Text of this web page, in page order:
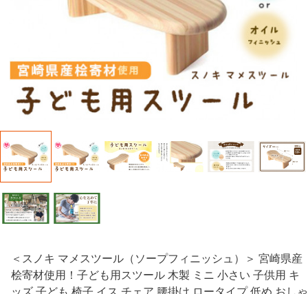
＜スノキ マメスツール（ソープフィニッシュ）＞ 宮崎県産
桧寄材使用！子ども用スツール 木製 ミニ 小さい 子供用 キ
ッズ 子ども 椅子 イス チェア 腰掛け ロータイプ 低め おしゃ